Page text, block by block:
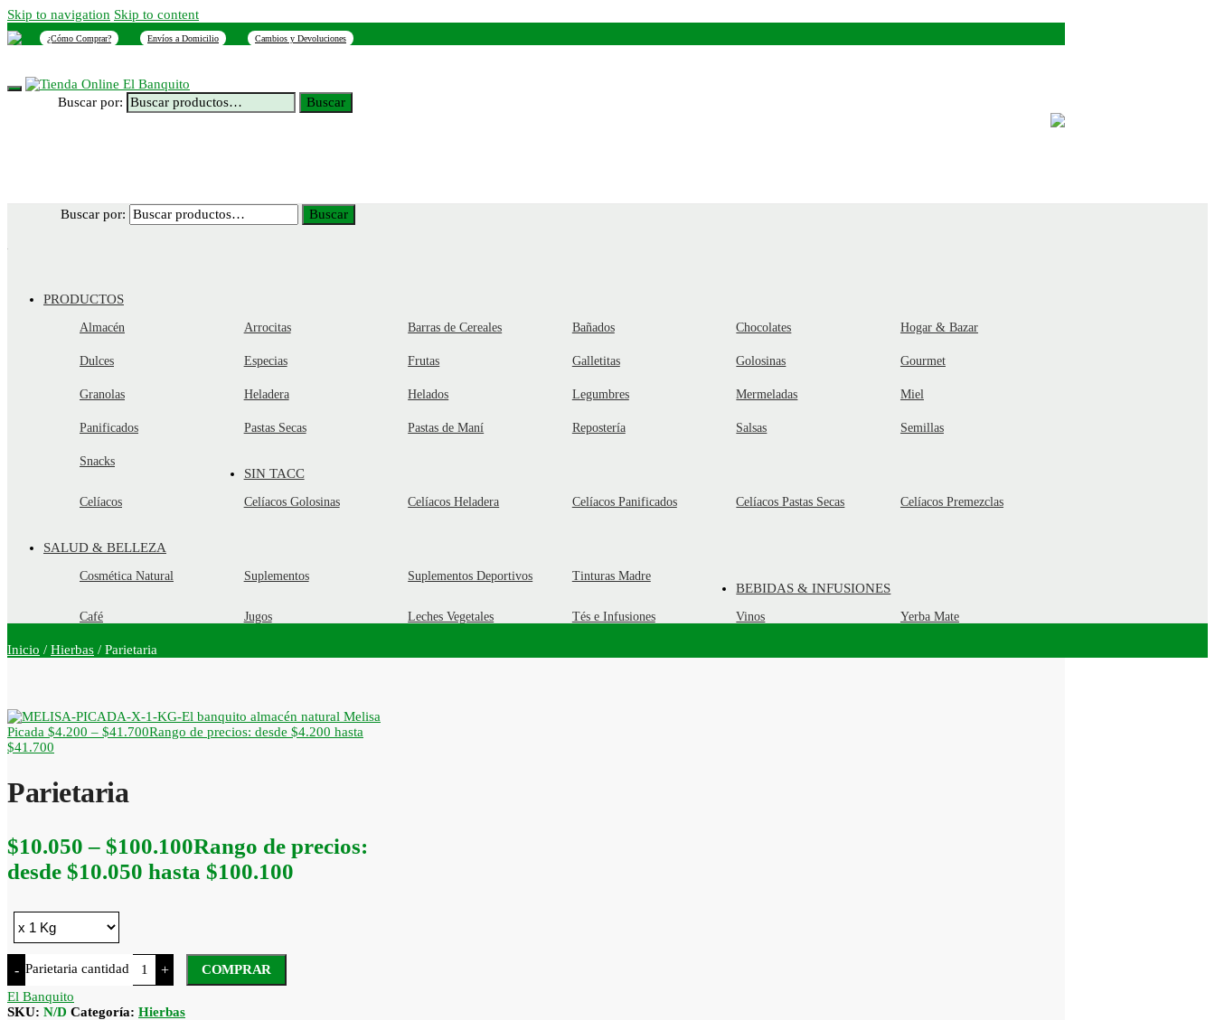
Skip to navigation Skip to content
¿Cómo Comprar? Envíos a Domicilio Cambios y Devoluciones
Buscar por: Buscar
Buscar por: Buscar
PRODUCTOS
Almacén Arrocitas Barras de Cereales Bañados Chocolates Hogar & Bazar
Dulces Especias Frutas Galletitas Golosinas Gourmet
Granolas Heladera Helados Legumbres Mermeladas Miel
Panificados Pastas Secas Pastas de Maní Repostería Salsas Semillas
Snacks
SIN TACC
Celíacos Celíacos Golosinas Celíacos Heladera Celíacos Panificados Celíacos Pastas Secas Celíacos Premezclas
SALUD & BELLEZA
Cosmética Natural Suplementos Suplementos Deportivos Tinturas Madre
BEBIDAS & INFUSIONES
Café Jugos Leches Vegetales Tés e Infusiones Vinos Yerba Mate
Inicio / Hierbas / Parietaria
Melisa
Picada $4.200 – $41.700Rango de precios: desde $4.200 hasta
$41.700
Parietaria
$10.050 – $100.100Rango de precios:
desde $10.050 hasta $100.100
- Parietaria cantidad +
COMPRAR
El Banquito
SKU: N/D Categoría: Hierbas